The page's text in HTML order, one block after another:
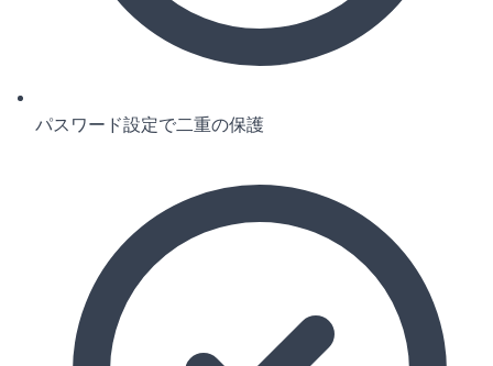
パスワード設定で二重の保護